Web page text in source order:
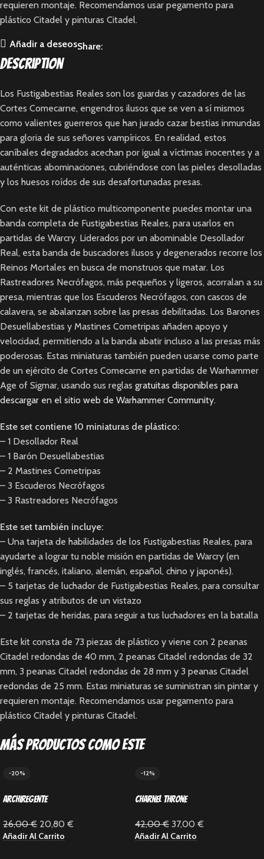
requieren montaje. Recomendamos usar pegamento para
plástico Citadel y pinturas Citadel.
Añadir a deseosShare:
Description
Los Fustigabestias Reales son los guardas y cazadores de las
Cortes Comecarne, engendros ilusos que se ven a sí mismos
como valientes guerreros que han jurado cazar bestias inmundas
para gloria de sus señores vampíricos. En realidad, estos
caníbales degradados acechan por igual a víctimas inocentes y a
auténticas abominaciones, cubriéndose con las pieles desolladas
y los huesos roídos de sus desafortunadas presas.
Con este kit de plástico multicomponente puedes montar una
banda completa de Fustigabestias Reales, para usarlos en
partidas de Warcry. Liderados por un abominable Desollador
Real, esta banda de buscadores ilusos y degenerados recorre los
Reinos Mortales en busca de monstruos que matar. Los
Rastreadores Necrófagos, más pequeños y ligeros, acorralan a su
presa, mientras que los Escuderos Necrófagos, con cascos de
calavera, se abalanzan sobre las presas debilitadas. Los Barones
Desuellabestias y Mastines Cometripas añaden apoyo y
velocidad, permitiendo a la banda abatir incluso a las presas más
poderosas. Estas miniaturas también pueden usarse como parte
de un ejército de Cortes Comecarne en partidas de Warhammer
Age of Sigmar, usando sus reglas gratuitas disponibles para
descargar en el sitio web de Warhammer Community.
Este set contiene 10 miniaturas de plástico:
– 1 Desollador Real
– 1 Barón Desuellabestias
– 2 Mastines Cometripas
– 3 Escuderos Necrófagos
– 3 Rastreadores Necrófagos
Este set también incluye:
– Una tarjeta de habilidades de los Fustigabestias Reales, para
ayudarte a lograr tu noble misión en partidas de Warcry (en
inglés, francés, italiano, alemán, español, chino y japonés).
– 5 tarjetas de luchador de Fustigabestias Reales, para consultar
sus reglas y atributos de un vistazo
– 2 tarjetas de heridas, para seguir a tus luchadores en la batalla
Este kit consta de 73 piezas de plástico y viene con 2 peanas
Citadel redondas de 40 mm, 2 peanas Citadel redondas de 32
mm, 3 peanas Citadel redondas de 28 mm y 3 peanas Citadel
redondas de 25 mm. Estas miniaturas se suministran sin pintar y
requieren montaje. Recomendamos usar pegamento para
plástico Citadel y pinturas Citadel.
Más productos como este
-20%
archiregente
26,00€ 20,80 €
Añadir Al Carrito
-12%
Charnel Throne
42,00€ 37,00 €
Añadir Al Carrito